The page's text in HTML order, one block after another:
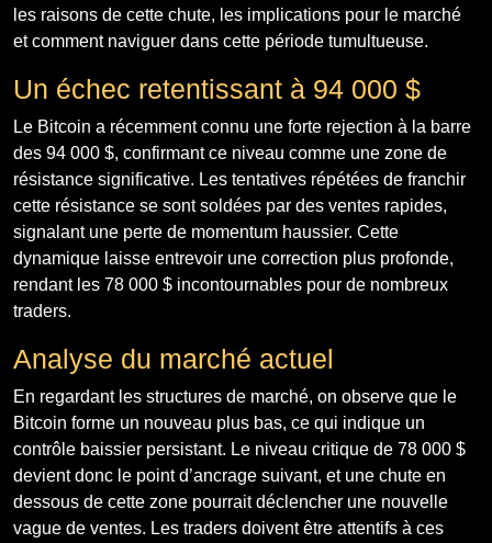
les raisons de cette chute, les implications pour le marché
et comment naviguer dans cette période tumultueuse.
Un échec retentissant à 94 000 $
Le Bitcoin a récemment connu une forte rejection à la barre
des 94 000 $, confirmant ce niveau comme une zone de
résistance significative. Les tentatives répétées de franchir
cette résistance se sont soldées par des ventes rapides,
signalant une perte de momentum haussier. Cette
dynamique laisse entrevoir une correction plus profonde,
rendant les 78 000 $ incontournables pour de nombreux
traders.
Analyse du marché actuel
En regardant les structures de marché, on observe que le
Bitcoin forme un nouveau plus bas, ce qui indique un
contrôle baissier persistant. Le niveau critique de 78 000 $
devient donc le point d’ancrage suivant, et une chute en
dessous de cette zone pourrait déclencher une nouvelle
vague de ventes. Les traders doivent être attentifs à ces